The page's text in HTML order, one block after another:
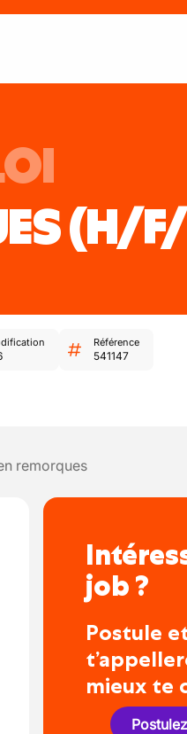
(H/
Référence
541147
remorques
job ?
Postule
mieux te